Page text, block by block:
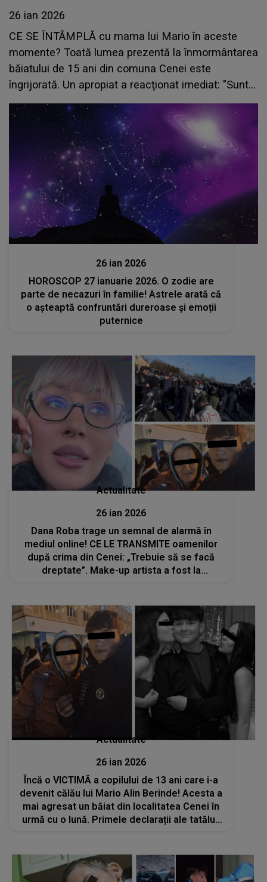
26 ian 2026
CE SE ÎNTÂMPLĂ cu mama lui Mario în aceste
momente? Toată lumea prezentă la înmormântarea
băiatului de 15 ani din comuna Cenei este
îngrijorată. Un apropiat a reacţionat imediat: "Sunt
în stare de șoc..."
26 ian 2026
HOROSCOP 27 ianuarie 2026. O zodie are
parte de necazuri în familie! Astrele arată că
o așteaptă confruntări dureroase și emoții
puternice
Actualitate
26 ian 2026
Dana Roba trage un semnal de alarmă în
mediul online! CE LE TRANSMITE oamenilor
după crima din Cenei: „Trebuie să se facă
dreptate”. Make-up artista a fost la
niciodată. Câtă durere..
Actualitate
26 ian 2026
Încă o VICTIMĂ a copilului de 13 ani care i-a
devenit călău lui Mario Alin Berinde! Acesta a
mai agresat un băiat din localitatea Cenei în
urmă cu o lună. Primele declarații ale tatălui: